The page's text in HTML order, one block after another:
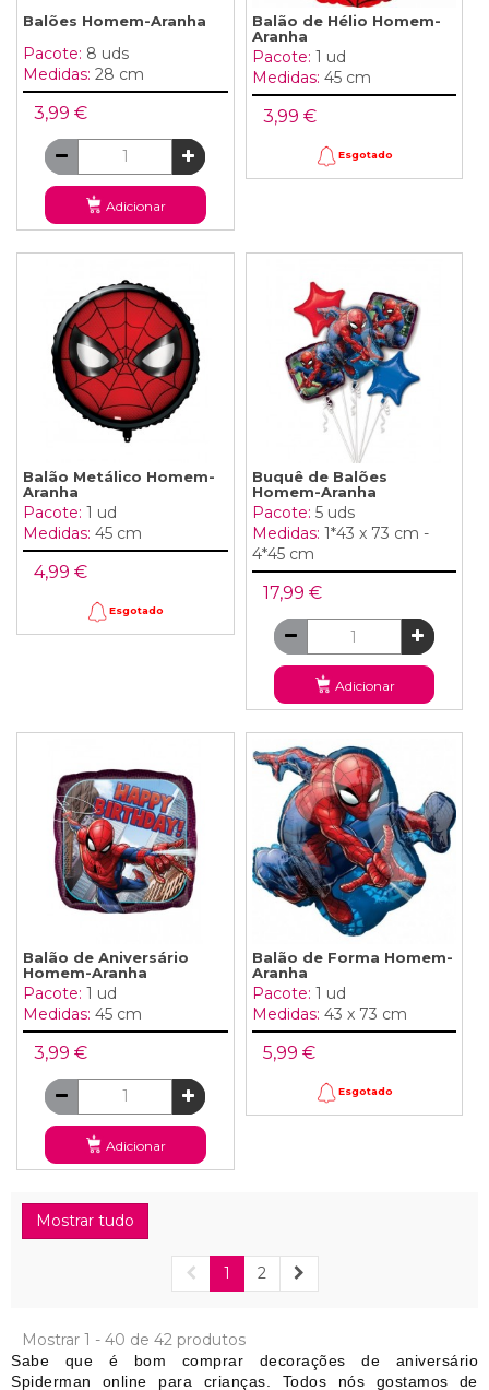
Balões Homem-Aranha
Pacote: 8 uds
Medidas: 28 cm
3,99 €
Adicionar
Balão de Hélio Homem-
Aranha
Pacote: 1 ud
Medidas: 45 cm
3,99 €
Esgotado
Balão Metálico Homem-
Aranha
Pacote: 1 ud
Medidas: 45 cm
4,99 €
Esgotado
Buquê de Balões
Homem-Aranha
Pacote: 5 uds
Medidas: 1*43 x 73 cm -
4*45 cm
17,99 €
Adicionar
Balão de Aniversário
Homem-Aranha
Pacote: 1 ud
Medidas: 45 cm
3,99 €
Adicionar
Balão de Forma Homem-
Aranha
Pacote: 1 ud
Medidas: 43 x 73 cm
5,99 €
Esgotado
Mostrar tudo
1 2
Mostrar 1 - 40 de 42 produtos
Sabe que é bom comprar decorações de aniversário
Spiderman online para crianças. Todos nós gostamos de